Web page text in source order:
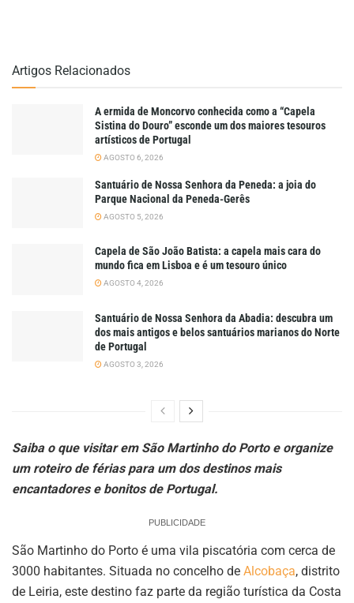
Artigos Relacionados
A ermida de Moncorvo conhecida como a “Capela
Sistina do Douro” esconde um dos maiores tesouros
artísticos de Portugal
AGOSTO 6, 2026
Santuário de Nossa Senhora da Peneda: a joia do
Parque Nacional da Peneda-Gerês
AGOSTO 5, 2026
Capela de São João Batista: a capela mais cara do
mundo fica em Lisboa e é um tesouro único
AGOSTO 4, 2026
Santuário de Nossa Senhora da Abadia: descubra um
dos mais antigos e belos santuários marianos do Norte
de Portugal
AGOSTO 3, 2026
Saiba o que visitar em São Martinho do Porto e organize
um roteiro de férias para um dos destinos mais
encantadores e bonitos de Portugal.
PUBLICIDADE
São Martinho do Porto é uma vila piscatória com cerca de
3000 habitantes. Situada no concelho de Alcobaça, distrito
de Leiria, este destino faz parte da região turística da Costa